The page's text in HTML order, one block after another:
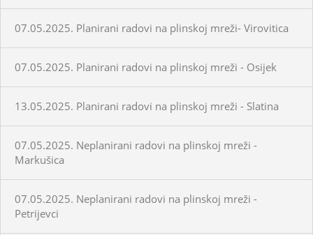
07.05.2025. Planirani radovi na plinskoj mreži- Virovitica
07.05.2025. Planirani radovi na plinskoj mreži - Osijek
13.05.2025. Planirani radovi na plinskoj mreži - Slatina
07.05.2025. Neplanirani radovi na plinskoj mreži -
Markušica
07.05.2025. Neplanirani radovi na plinskoj mreži -
Petrijevci